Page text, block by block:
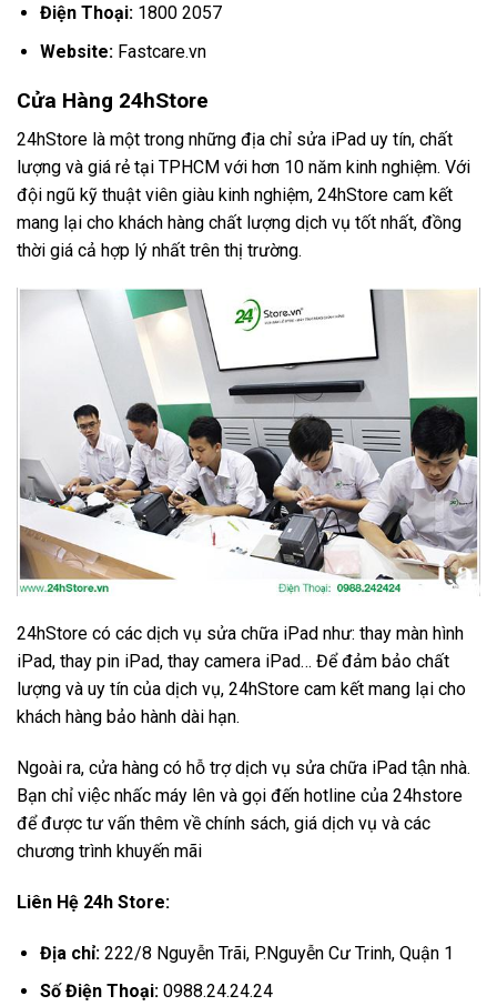
Điện Thoại:1800 2057
Website:Fastcare.vn
Cửa Hàng 24hStore
24hStore là một trong những địa chỉ sửa iPad uy tín, chất
lượng và giá rẻ tại TPHCM với hơn 10 năm kinh nghiệm. Với
đội ngũ kỹ thuật viên giàu kinh nghiệm, 24hStore cam kết
mang lại cho khách hàng chất lượng dịch vụ tốt nhất, đồng
thời giá cả hợp lý nhất trên thị trường.
24hStore có các dịch vụ sửa chữa iPad như: thay màn hình
iPad, thay pin iPad, thay camera iPad… Để đảm bảo chất
lượng và uy tín của dịch vụ, 24hStore cam kết mang lại cho
khách hàng bảo hành dài hạn.
Ngoài ra, cửa hàng có hỗ trợ dịch vụ sửa chữa iPad tận nhà.
Bạn chỉ việc nhấc máy lên và gọi đến hotline của 24hstore
để được tư vấn thêm về chính sách, giá dịch vụ và các
chương trình khuyến mãi
Liên Hệ 24h Store:
Địa chỉ:222/8 Nguyễn Trãi, P.Nguyễn Cư Trinh, Quận 1
Số Điện Thoại:0988.24.24.24